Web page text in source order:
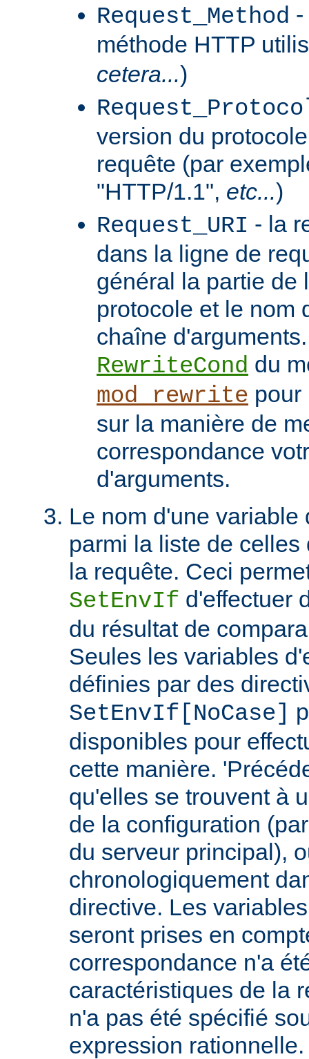
Request_Method
méthode HTTP
cetera...)
version du
requête (par
"HTTP/1.1", etc...)
Request_URI - la
dans la ligne de
général la partie de
protocole et le nom
chaîne
RewriteCond du
mod_rewrite pour
sur la manière de
correspondance
d'arguments.
Le nom d'une variable
parmi la liste de
la requête. Ceci
SetEnvIf d'effectuer
du résultat de
Seules les variables
définies par des
SetEnvIf[NoCase]
disponibles pour
cette manière.
qu'elles se trouvent à
de la configuration
du serveur principal),
chronologiquement
directive. Les
seront prises en
correspondance n'a
caractéristiques de la
n'a pas été spécifié
expression rationnelle.